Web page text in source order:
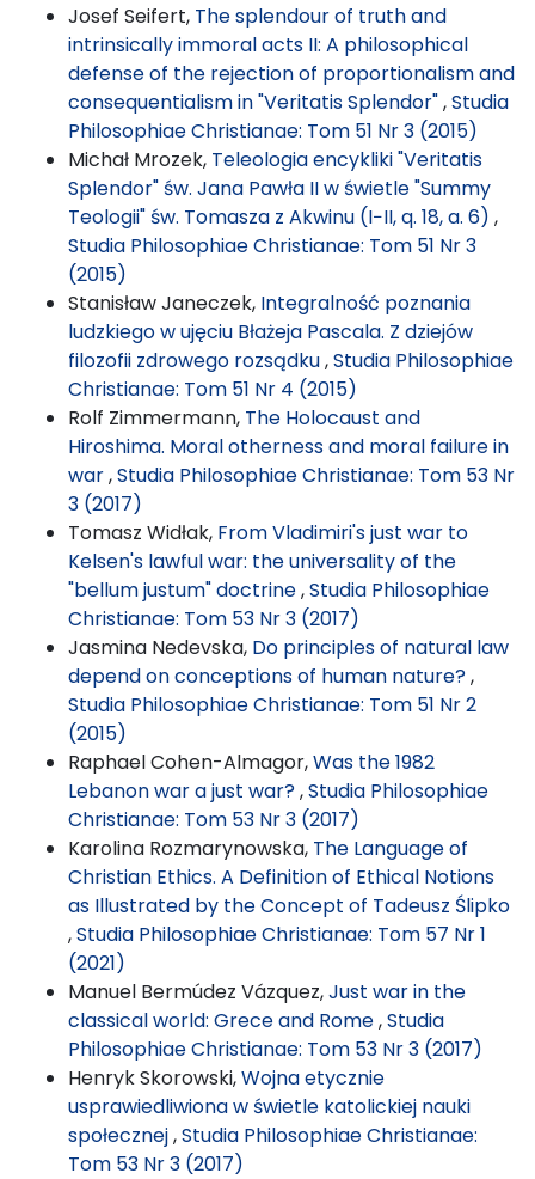
Josef Seifert, The splendour of truth and
intrinsically immoral acts II: A philosophical
defense of the rejection of proportionalism and
consequentialism in "Veritatis Splendor",Studia
Philosophiae Christianae: Tom 51 Nr 3 (2015)
Michał Mrozek, Teleologia encykliki "Veritatis
Splendor" św. Jana Pawła II w świetle "Summy
Teologii" św. Tomasza z Akwinu (I−II, q. 18, a. 6) ,
Studia Philosophiae Christianae: Tom 51 Nr 3
(2015)
Stanisław Janeczek, Integralność poznania
ludzkiego w ujęciu Błażeja Pascala. Z dziejów
filozofii zdrowego rozsądku,Studia Philosophiae
Christianae: Tom 51 Nr 4 (2015)
Rolf Zimmermann, The Holocaust and
Hiroshima. Moral otherness and moral failure in
war,Studia Philosophiae Christianae: Tom 53 Nr
3 (2017)
Tomasz Widłak, From Vladimiri's just war to
Kelsen's lawful war: the universality of the
"bellum justum" doctrine,Studia Philosophiae
Christianae: Tom 53 Nr 3 (2017)
Jasmina Nedevska, Do principles of natural law
depend on conceptions of human nature?,
Studia Philosophiae Christianae: Tom 51 Nr 2
(2015)
Raphael Cohen-Almagor,Was the 1982
Lebanon war a just war?,Studia Philosophiae
Christianae: Tom 53 Nr 3 (2017)
Karolina Rozmarynowska, The Language of
Christian Ethics. A Definition of Ethical Notions
as Illustrated by the Concept of Tadeusz Ślipko
,Studia Philosophiae Christianae: Tom 57 Nr 1
(2021)
Manuel Bermúdez Vázquez,Just war in the
classical world: Grece and Rome,Studia
Philosophiae Christianae: Tom 53 Nr 3 (2017)
Henryk Skorowski,Wojna etycznie
usprawiedliwiona w świetle katolickiej nauki
społecznej,Studia Philosophiae Christianae:
Tom 53 Nr 3 (2017)